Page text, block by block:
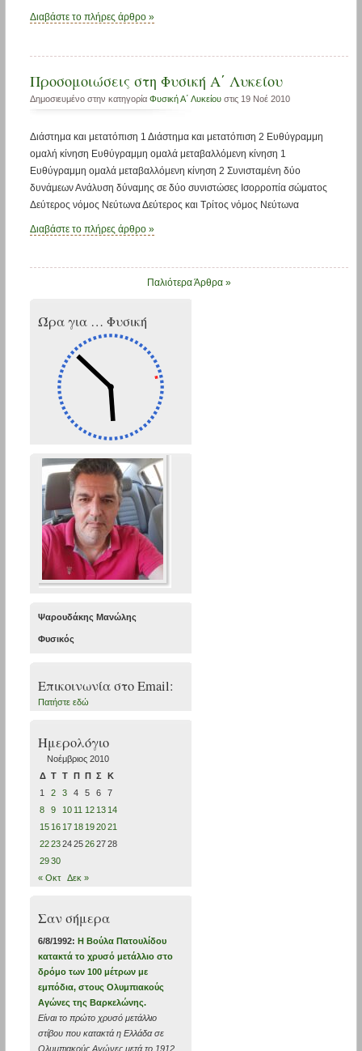
Διαβάστε το πλήρες άρθρο »
Προσομοιώσεις στη Φυσική Α΄ Λυκείου
Δημοσιευμένο στην κατηγορία Φυσική Α΄ Λυκείουστις 19 Νοέ 2010
Διάστημα και μετατόπιση 1 Διάστημα και μετατόπιση 2 Ευθύγραμμη
ομαλή κίνηση Ευθύγραμμη ομαλά μεταβαλλόμενη κίνηση 1
Ευθύγραμμη ομαλά μεταβαλλόμενη κίνηση 2 Συνισταμένη δύο
δυνάμεων Ανάλυση δύναμης σε δύο συνιστώσες Ισορροπία σώματος
Δεύτερος νόμος Νεύτωνα Δεύτερος και Τρίτος νόμος Νεύτωνα
Διαβάστε το πλήρες άρθρο »
Παλιότερα Άρθρα »
Ώρα για … Φυσική
Ψαρουδάκης Μανώλης
Φυσικός
Επικοινωνία στο Εmail:
Πατήστε εδώ
Ημερολόγιο
Νοέμβριος 2010
Δ Τ Τ Π Π Σ
Κ
1
2 3 4 5 6
7
8
9 10 11 12 13 14
15 16 17 18 192021
22232425262728
2930
« Οκτ
Δεκ »
Σαν σήμερα
6/8/1992: Η Βούλα Πατουλίδου
κατακτά το χρυσό μετάλλιο στο
δρόμο των 100 μέτρων με
εμπόδια, στους Ολυμπιακούς
Αγώνες της Βαρκελώνης.
Είναι το πρώτο χρυσό μετάλλιο
στίβου που κατακτά η Ελλάδα σε
Ολυμπιακούς Αγώνες μετά το 1912